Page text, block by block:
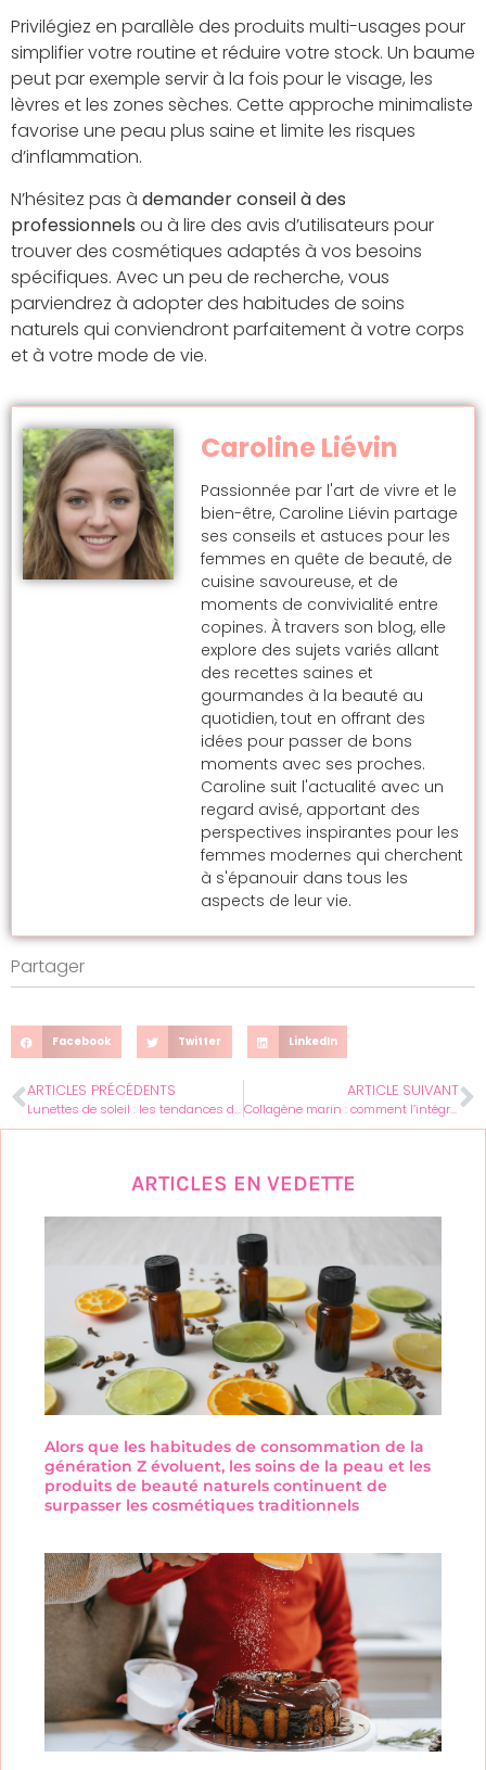
Privilégiez en parallèle des produits multi-usages pour
simplifier votre routine et réduire votre stock. Un baume
peut par exemple servir à la fois pour le visage, les
lèvres et les zones sèches. Cette approche minimaliste
favorise une peau plus saine et limite les risques
d’inflammation.
N’hésitez pas à demander conseil à des
professionnels ou à lire des avis d’utilisateurs pour
trouver des cosmétiques adaptés à vos besoins
spécifiques. Avec un peu de recherche, vous
parviendrez à adopter des habitudes de soins
naturels qui conviendront parfaitement à votre corps
et à votre mode de vie.
Caroline Liévin
Passionnée par l'art de vivre et le
bien-être, Caroline Liévin partage
ses conseils et astuces pour les
femmes en quête de beauté, de
cuisine savoureuse, et de
moments de convivialité entre
copines. À travers son blog, elle
explore des sujets variés allant
des recettes saines et
gourmandes à la beauté au
quotidien, tout en offrant des
idées pour passer de bons
moments avec ses proches.
Caroline suit l'actualité avec un
regard avisé, apportant des
perspectives inspirantes pour les
femmes modernes qui cherchent
à s'épanouir dans tous les
aspects de leur vie.
Partager
Facebook Twitter LinkedIn
ARTICLES PRÉCÉDENTS
Lunettes de soleil : les tendances de 2024 !
ARTICLE SUIVANT
Collagène marin : comment l’intégrer efficacement à votre routine de soins ?
ARTICLES EN VEDETTE
Alors que les habitudes de consommation de la
génération Z évoluent, les soins de la peau et les
produits de beauté naturels continuent de
surpasser les cosmétiques traditionnels